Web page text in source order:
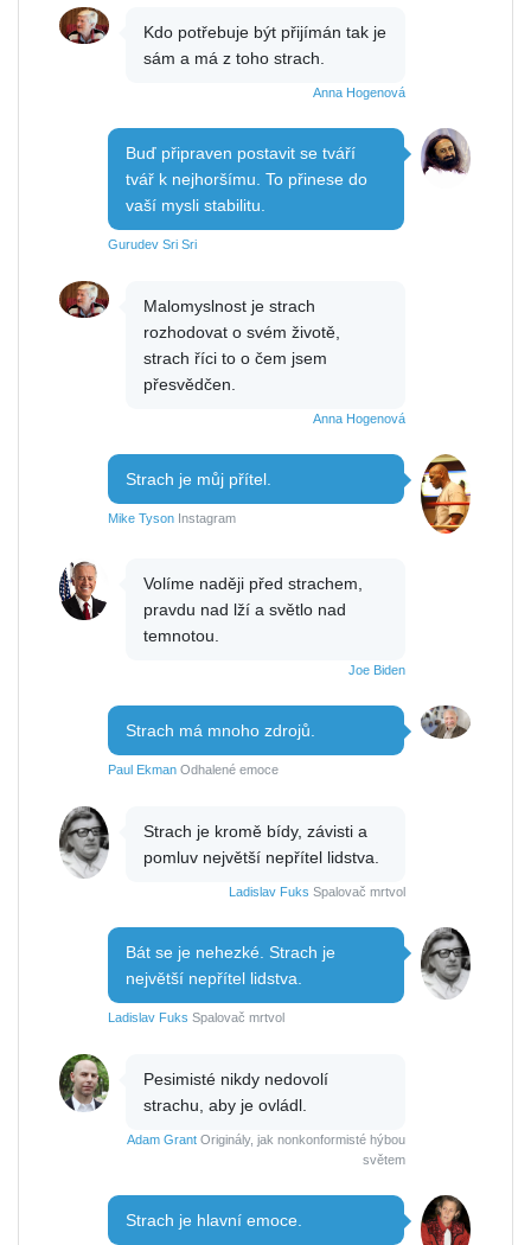
Kdo potřebuje být přijímán tak je
sám a má z toho strach.
Anna Hogenová
Buď připraven postavit se tváří
tvář k nejhoršímu. To přinese do
vaší mysli stabilitu.
Gurudev Sri Sri
Malomyslnost je strach
rozhodovat o svém životě,
strach říci to o čem jsem
přesvědčen.
Anna Hogenová
Strach je můj přítel.
Mike Tyson Instagram
Volíme naději před strachem,
pravdu nad lží a světlo nad
temnotou.
Joe Biden
Strach má mnoho zdrojů.
Paul Ekman Odhalené emoce
Strach je kromě bídy, závisti a
pomluv největší nepřítel lidstva.
Ladislav Fuks Spalovač mrtvol
Bát se je nehezké. Strach je
největší nepřítel lidstva.
Ladislav Fuks Spalovač mrtvol
Pesimisté nikdy nedovolí
strachu, aby je ovládl.
Adam Grant Originály, jak nonkonformisté hýbou
světem
Strach je hlavní emoce.